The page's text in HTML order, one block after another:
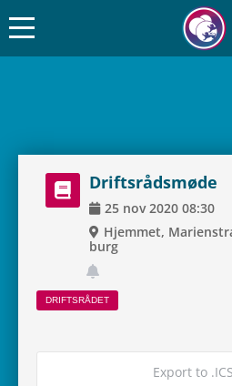
Drifts­rå­ds­møde
25 nov 2020 08:30
Hjem­met,
burg
DRIFTS­RÅ­DET
Export to